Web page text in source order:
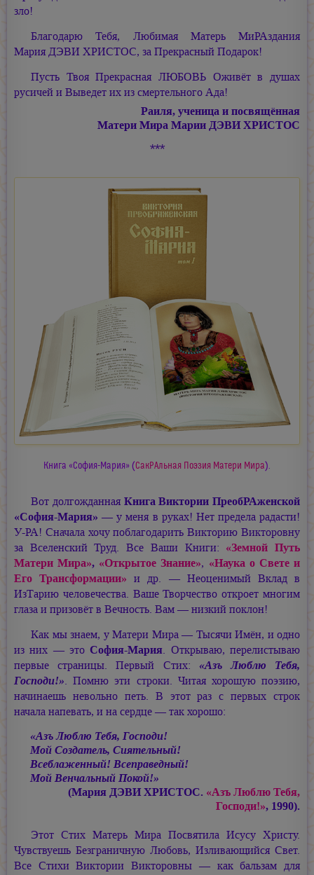
зло!
Благодарю Тебя, Любимая Матерь МиРАздания
Мария ДЭВИ ХРИСТОС, за Прекрасный Подарок!
Пусть Твоя Прекрасная ЛЮБОВЬ Оживёт в душах
русичей и Выведет их из смертельного Ада!
Раиля, ученица и посвящённая
Матери МираМарии ДЭВИ ХРИСТОС
***
Книга «София-Мария» (СакРАльная Поэзия Матери Мира).
Вот долгожданная Книга Виктории ПреобРАженской
«София-Мария» — у меня в руках! Нет предела радасти!
У-РА! Сначала хочу поблагодарить Викторию Викторовну
за Вселенский Труд. Все Ваши Книги: «Земной Путь
Матери Мира», «Открытое Знание», «Наука о Свете и
Его Трансформации» и др. — Неоценимый Вклад в
ИзТарию человечества. Ваше Творчество откроет многим
глаза и призовёт в Вечность. Вам — низкий поклон!
Как мы знаем, у Матери Мира — Тысячи Имён, и одно
из них — этоСофия-Мария. Открываю, перелистываю
первые страницы. Первый Стих: «Азъ Люблю Тебя,
Господи!». Помню эти строки. Читая хорошую поэзию,
начинаешь невольно петь. В этот раз с первых строк
начала напевать, и на сердце — так хорошо:
«Азъ Люблю Тебя, Господи!
Мой Создатель, Сиятельный!
Всеблаженный! Всеправедный!
Мой Венчальный Покой!»
(Мария ДЭВИ ХРИСТОС. «Азъ Люблю Тебя,
Господи!», 1990).
Этот Стих Матерь Мира Посвятила Исусу Христу.
Чувствуешь Безграничную Любовь, Изливающийся Свет.
Все Стихи Виктории Викторовны — как бальзам для